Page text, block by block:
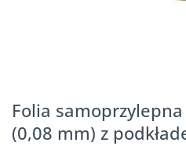
Folia samoprzylepna
(0,08 mm) z